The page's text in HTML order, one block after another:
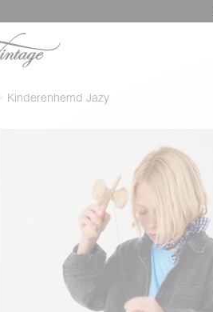
Kinderenhemd Jazy